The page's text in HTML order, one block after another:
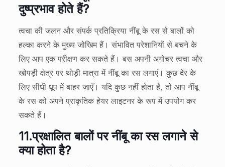
दुष्प्रभाव होते हैं?
त्वचा की जलन और संपर्क प्रतिक्रिया नींबू के रस से बालों को
हल्का करने के मुख्य जोखिम हैं। संभावित परेशानियों से बचने के
लिए आप एक परीक्षण कर सकते हैं। बस अपनी अगोचर त्वचा और
खोपड़ी क्षेत्र पर थोड़ी मात्रा में नींबू का रस लगाएं। कुछ देर के
लिए सीधी धूप में बाहर जाएँ। यदि कुछ नहीं होता है, तो आप नींबू
के रस को अपने प्राकृतिक हेयर लाइटनर के रूप में उपयोग कर
सकते हैं।
11.प्रक्षालित बालों पर नींबू का रस लगाने से
क्या होता है?